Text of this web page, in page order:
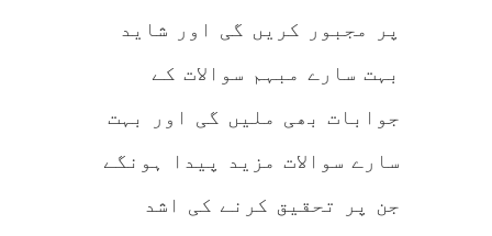
پر مجبور کریں گی اور شاید
بہت سارے مبہم سوالات کے
جوابات بھی ملیں گی اور بہت
سارے سوالات مزید پیدا ہونگے
جن پر تحقیق کرنے کی اشد